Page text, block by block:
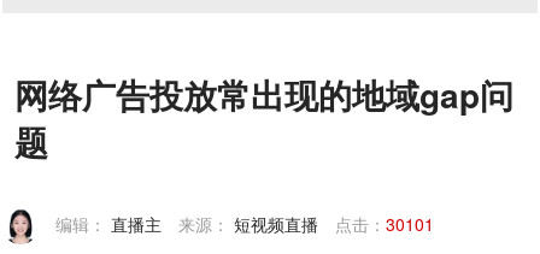
联系我们
网络广告投放常出现的地域gap问
题
编辑： 直播主 来源： 短视频直播 点击： 30101